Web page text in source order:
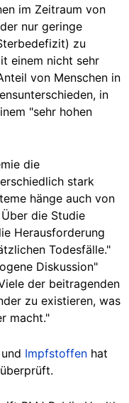
im Zeitraum von
nur geringe
zu
einem nicht sehr
von Menschen in
in
"sehr hohen
die
stark
hänge auch von
die Studie
Herausforderung
Todesfälle."
Diskussion"
der beitragenden
zu existieren, was
macht."
und Impfstoffen hat